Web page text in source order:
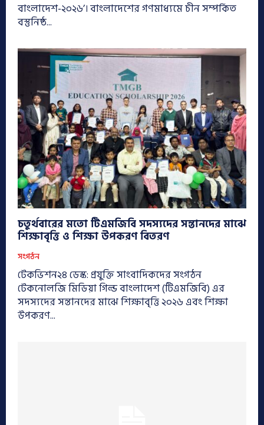
বাংলাদেশ-২০২৬’। বাংলাদেশের গণমাধ্যমে চীন সম্পর্কিত
বস্তুনিষ্ঠ...
চতুর্থবারের মতো টিএমজিবি সদস্যদের সন্তানদের মাঝে
শিক্ষাবৃত্তি ও শিক্ষা উপকরণ বিতরণ
সংগঠন
টেকভিশন২৪ ডেস্ক: প্রযুক্তি সাংবাদিকদের সংগঠন
টেকনোলজি মিডিয়া গিল্ড বাংলাদেশ (টিএমজিবি) এর
সদস্যদের সন্তানদের মাঝে শিক্ষাবৃত্তি ২০২৬ এবং শিক্ষা
উপকরণ...